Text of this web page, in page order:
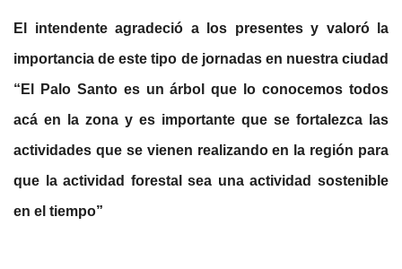
El intendente agradeció a los presentes y valoró la
importancia de este tipo de jornadas en nuestra ciudad
“El Palo Santo es un árbol que lo conocemos todos
acá en la zona y es importante que se fortalezca las
actividades que se vienen realizando en la región para
que la actividad forestal sea una actividad sostenible
en el tiempo”